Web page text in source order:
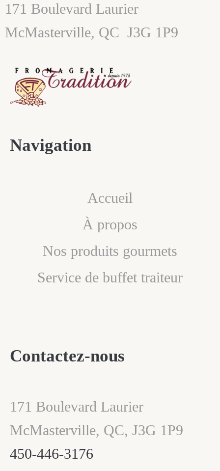
171 Boulevard Laurier
McMasterville, QC J3G 1P9
Navigation
Accueil
À propos
Nos produits gourmets
Service de buffet traiteur
Contactez-nous
171 Boulevard Laurier
McMasterville, QC, J3G 1P9
450-446-3176